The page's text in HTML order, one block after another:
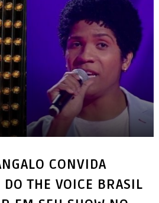
CONVIDA
DO THE VOICE BRASIL